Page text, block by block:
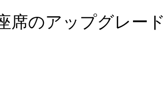
席のアップグレー